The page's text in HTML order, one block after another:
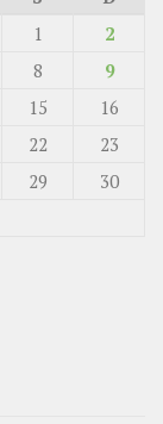
1
2
8
9
15
16
22
23
29
30